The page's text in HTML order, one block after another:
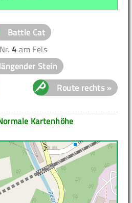
Battle Cat
4 am Fels
Stein
Route rechts »
Kartenhöhe